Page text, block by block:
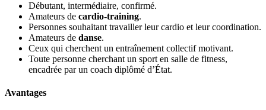
Débutant, intermédiaire, confirmé.
Amateurs de cardio-training.
Personnes souhaitant travailler leur cardio et leur coordination.
Amateurs de danse.
Ceux qui cherchent un entraînement collectif motivant.
Toute personne cherchant un sport en salle de fitness,
encadrée par un coach diplômé d’État.
Avantages